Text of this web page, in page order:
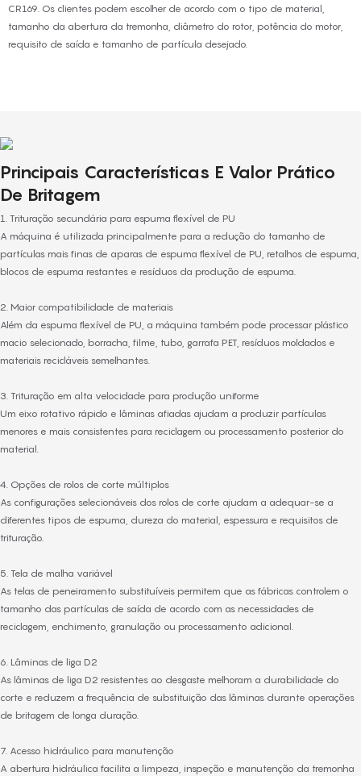
CR169. Os clientes podem escolher de acordo com o tipo de material,
tamanho da abertura da tremonha, diâmetro do rotor, potência do motor,
requisito de saída e tamanho de partícula desejado.
Principais Características E Valor Prático
De Britagem
1. Trituração secundária para espuma flexível de PU
A máquina é utilizada principalmente para a redução do tamanho de
partículas mais finas de aparas de espuma flexível de PU, retalhos de espuma,
blocos de espuma restantes e resíduos da produção de espuma.
2. Maior compatibilidade de materiais
Além da espuma flexível de PU, a máquina também pode processar plástico
macio selecionado, borracha, filme, tubo, garrafa PET, resíduos moldados e
materiais recicláveis ​​semelhantes.
3. Trituração em alta velocidade para produção uniforme
Um eixo rotativo rápido e lâminas afiadas ajudam a produzir partículas
menores e mais consistentes para reciclagem ou processamento posterior do
material.
4. Opções de rolos de corte múltiplos
As configurações selecionáveis ​​dos rolos de corte ajudam a adequar-se a
diferentes tipos de espuma, dureza do material, espessura e requisitos de
trituração.
5. Tela de malha variável
As telas de peneiramento substituíveis permitem que as fábricas controlem o
tamanho das partículas de saída de acordo com as necessidades de
reciclagem, enchimento, granulação ou processamento adicional.
6. Lâminas de liga D2
As lâminas de liga D2 resistentes ao desgaste melhoram a durabilidade do
corte e reduzem a frequência de substituição das lâminas durante operações
de britagem de longa duração.
7. Acesso hidráulico para manutenção
A abertura hidráulica facilita a limpeza, inspeção e manutenção da tremonha